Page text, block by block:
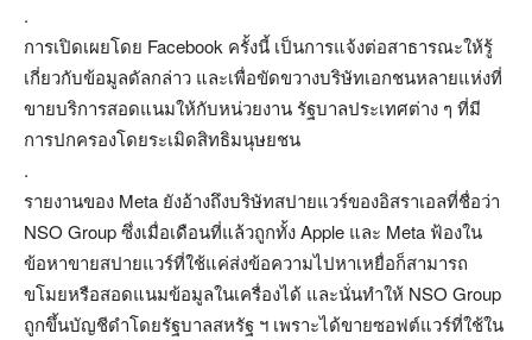
.
การเปิดเผยโดย Facebook ครั้งนี้ เป็นการแจ้งต่อสาธารณะให้รู้
เกี่ยวกับข้อมูลดัลกล่าว และเพื่อขัดขวางบริษัทเอกชนหลายแห่งที่
ขายบริการสอดแนมให้กับหน่วยงาน รัฐบาลประเทศต่าง ๆ ที่มี
การปกครองโดยระเมิดสิทธิมนุษยชน
.
รายงานของ Meta ยังอ้างถึงบริษัทสปายแวร์ของอิสราเอลที่ชื่อว่า
NSO Group ซึ่งเมื่อเดือนที่แล้วถูกทั้ง Apple และ Meta ฟ้องใน
ข้อหาขายสปายแวร์ที่ใช้แค่ส่งข้อความไปหาเหยื่อก็สามารถ
ขโมยหรือสอดแนมข้อมูลในเครื่องได้ และนั่นทำให้ NSO Group
ถูกขึ้นบัญชีดำโดยรัฐบาลสหรัฐ ฯ เพราะได้ขายซอฟต์แวร์ที่ใช้ใน